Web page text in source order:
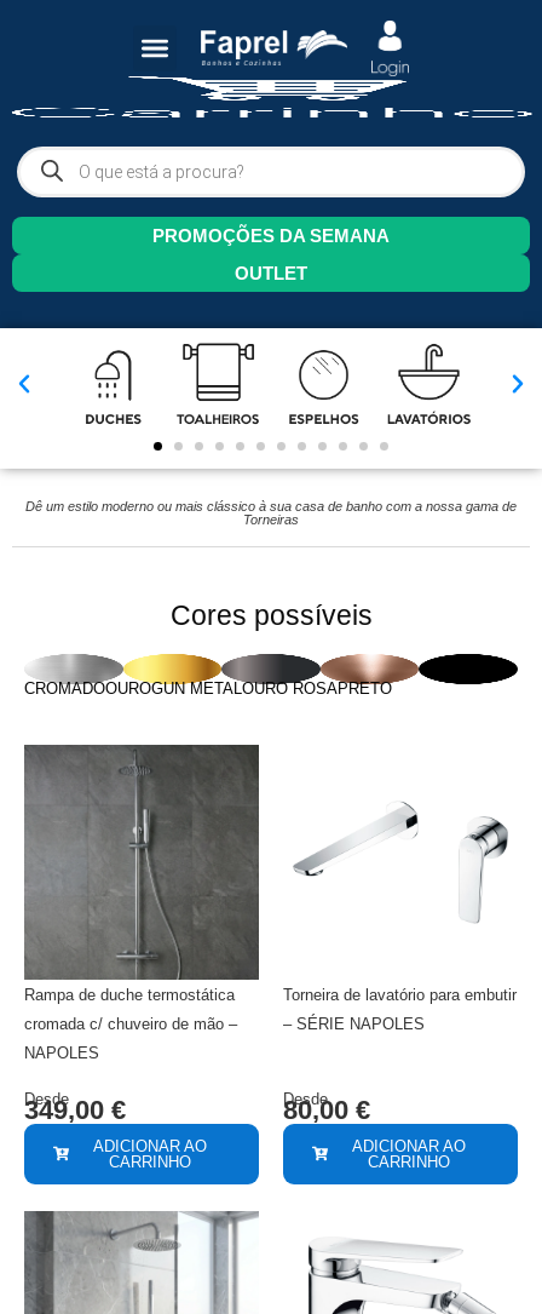
PROMOÇÕES DA SEMANA
OUTLET
Dê um estilo moderno ou mais clássico à sua casa de banho com a nossa gama de
Torneiras
Cores possíveis
CROMADOOUROGUN METALOURO ROSAPRETO
Rampa de duche termostática
cromada c/ chuveiro de mão –
NAPOLES
ADICIONAR AO
CARRINHO
Desde
349,00 €
Torneira de lavatório para embutir
– SÉRIE NAPOLES
ADICIONAR AO
CARRINHO
Desde
80,00 €